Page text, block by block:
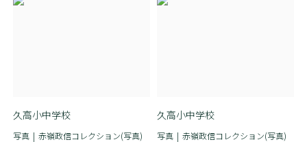
久高小中学校
写真 赤嶺政信コレクション(写真)
久高小中学校
写真 赤嶺政信コレクション(写真)